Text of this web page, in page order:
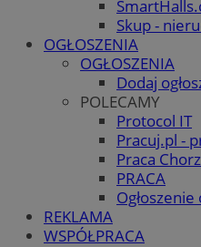
Skup -
OGŁOSZENIA
OGŁOSZENIA
Dodaj
POLECAMY
Protocol IT
Pracuj.pl -
Praca
PRACA
REKLAMA
WSPÓŁPRACA